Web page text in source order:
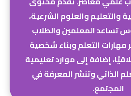
والتعليم والعلوم الشرعية،
تساعد المعلمين والطلاب
مهارات التعلم وبناء شخصية
إضافة إلى موارد تعليمية
الذاتي وتنشر المعرفة في
المجتمع.